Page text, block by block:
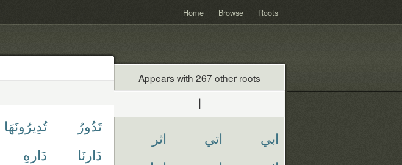
Home Browse Roots
تَدُورُ تُدِيرُونَهَا
دَارنَا
دَارهِ
Appears with 267 other roots
ا
ابي اتي
اثر